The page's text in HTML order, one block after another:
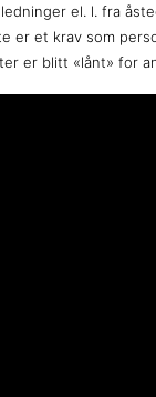
el. l. fra
er et krav som
er blitt «lånt» for